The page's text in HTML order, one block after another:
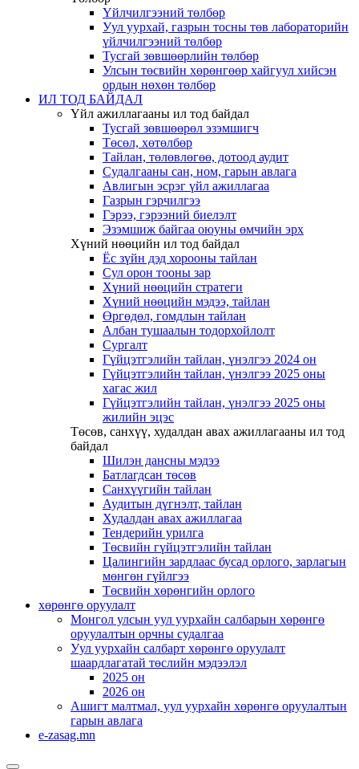
Үйлчилгээний төлбөр
Уул уурхай, газрын тосны төв лабораторийн
үйлчилгээний төлбөр
Тусгай зөвшөөрлийн төлбөр
Улсын төсвийн хөрөнгөөр хайгуул хийсэн
ордын нөхөн төлбөр
ИЛ ТОД БАЙДАЛ
Үйл ажиллагааны ил тод байдал
Тусгай зөвшөөрөл эзэмшигч
Төсөл, хөтөлбөр
Тайлан, төлөвлөгөө, дотоод аудит
Судалгааны сан, ном, гарын авлага
Авлигын эсрэг үйл ажиллагаа
Газрын гэрчилгээ
Гэрээ, гэрээний биелэлт
Эзэмшиж байгаа оюуны өмчийн эрх
Хүний нөөцийн ил тод байдал
Ёс зүйн дэд хорооны тайлан
Сул орон тооны зар
Хүний нөөцийн стратеги
Хүний нөөцийн мэдээ, тайлан
Өргөдөл, гомдлын тайлан
Албан тушаалын тодорхойлолт
Сургалт
Гүйцэтгэлийн тайлан, үнэлгээ 2024 он
Гүйцэтгэлийн тайлан, үнэлгээ 2025 оны
хагас жил
Гүйцэтгэлийн тайлан, үнэлгээ 2025 оны
жилийн эцэс
Төсөв, санхүү, худалдан авах ажиллагааны ил тод
байдал
Шилэн дансны мэдээ
Батлагдсан төсөв
Санхүүгийн тайлан
Аудитын дүгнэлт, тайлан
Худалдан авах ажиллагаа
Тендерийн урилга
Төсвийн гүйцэтгэлийн тайлан
Цалингийн зардлаас бусад орлого, зарлагын
мөнгөн гүйлгээ
Төсвийн хөрөнгийн орлого
хөрөнгө оруулалт
Монгол улсын уул уурхайн салбарын хөрөнгө
оруулалтын орчны судалгаа
Уул уурхайн салбарт хөрөнгө оруулалт
шаардлагатай төслийн мэдээлэл
2025 он
2026 он
Ашигт малтмал, уул уурхайн хөрөнгө оруулалтын
гарын авлага
e-zasag.mn